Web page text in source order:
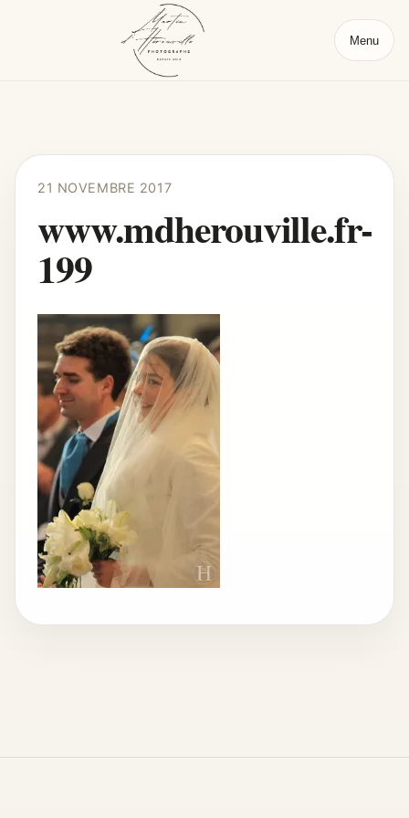
Menu
21 NOVEMBRE 2017
www.mdherouville.fr-
199